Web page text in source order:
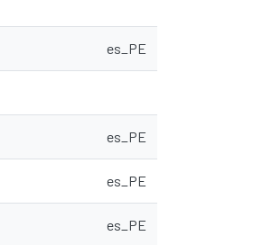
es_PE
es_PE
es_PE
es_PE